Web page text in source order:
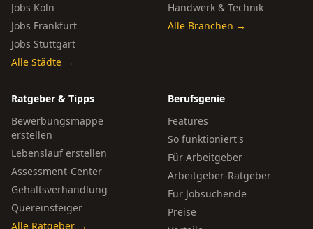
Jobs Köln
Jobs Frankfurt
Jobs Stuttgart
Alle Städte →
Handwerk & Technik
Alle Branchen →
Ratgeber & Tipps
Bewerbungsmappe
erstellen
Lebenslauf erstellen
Assessment-Center
Gehaltsverhandlung
Quereinsteiger
Alle Ratgeber →
Berufsgenie
Features
So funktioniert's
Für Arbeitgeber
Arbeitgeber-Ratgeber
Für Jobsuchende
Preise